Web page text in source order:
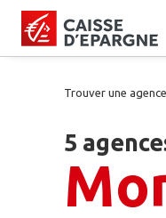
Trouver une
5